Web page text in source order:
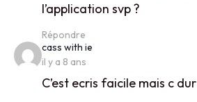
l’application svp ?
Répondre
cass with ie
il y a 8 ans
C’est ecris faicile mais c dur